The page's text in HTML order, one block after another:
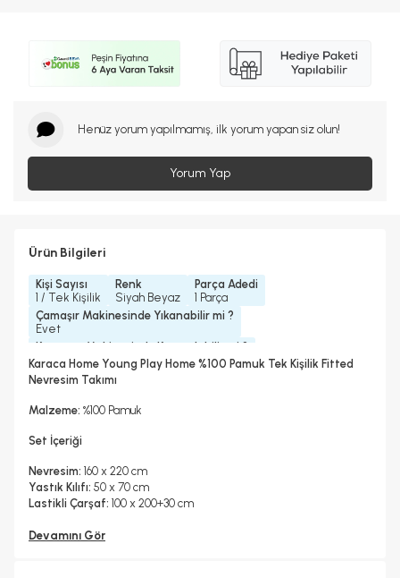
Henüz yorum yapılmamış, ilk yorum yapan siz olun!
Yorum Yap
Ürün Bilgileri
Kişi Sayısı
1 / Tek Kişilik
Renk
Siyah Beyaz
Parça Adedi
1 Parça
Çamaşır Makinesinde Yıkanabilir mi ?
Evet
Kurutma Makinesinde Kurutulabilir mi ?
Evet
Kuru Temizleme Yapılabilir
Karaca Home Young Play Home %100 Pamuk Tek Kişilik Fitted
Nevresim Takımı
Malzeme: %100 Pamuk
Set İçeriği
Nevresim: 160 x 220 cm
Yastık Kılıfı: 50 x 70 cm
Lastikli Çarşaf: 100 x 200+30 cm
Devamını Gör